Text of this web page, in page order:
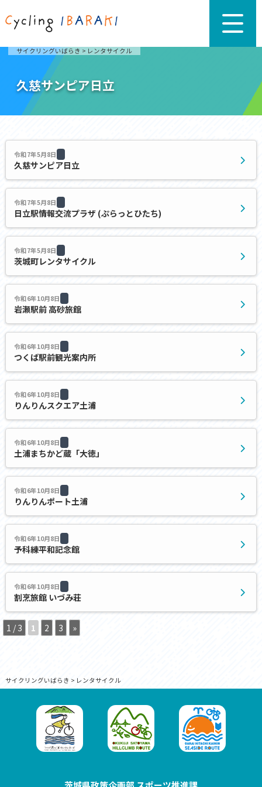
サイクリングいばらき > レンタサイクル
久慈サンピア日立
令和7年5月8日
久慈サンピア日立
令和7年5月8日
日立駅情報交流プラザ (ぷらっとひたち)
令和7年5月8日
茨城町レンタサイクル
令和6年10月8日
岩瀬駅前 高砂旅館
令和6年10月8日
つくば駅前観光案内所
令和6年10月8日
りんりんスクエア土浦
令和6年10月8日
土浦まちかど蔵「大徳」
令和6年10月8日
りんりんポート土浦
令和6年10月8日
予科練平和記念館
令和6年10月8日
割烹旅館 いづみ荘
1 / 3 1 2 3 »
サイクリングいばらき > レンタサイクル